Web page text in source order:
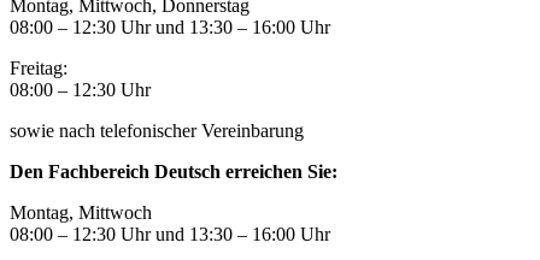
Montag, Mittwoch, Donnerstag
08:00 – 12:30 Uhr und 13:30 – 16:00 Uhr
Freitag:
08:00 – 12:30 Uhr
sowie nach telefonischer Vereinbarung
Den Fachbereich Deutsch erreichen Sie:
Montag, Mittwoch
08:00 – 12:30 Uhr und 13:30 – 16:00 Uhr